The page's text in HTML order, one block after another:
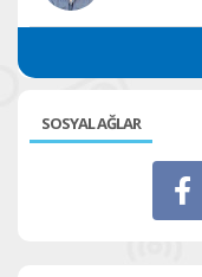
SOSYAL AĞLAR